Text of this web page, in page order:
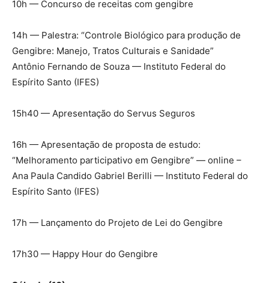
10h — Concurso de receitas com gengibre
14h — Palestra: “Controle Biológico para produção de
Gengibre: Manejo, Tratos Culturais e Sanidade”
Antônio Fernando de Souza — Instituto Federal do
Espírito Santo (IFES)
15h40 — Apresentação do Servus Seguros
16h — Apresentação de proposta de estudo:
“Melhoramento participativo em Gengibre” — online –
Ana Paula Candido Gabriel Berilli — Instituto Federal do
Espírito Santo (IFES)
17h — Lançamento do Projeto de Lei do Gengibre
17h30 — Happy Hour do Gengibre